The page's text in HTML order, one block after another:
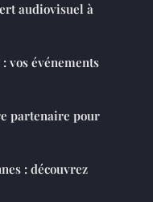
audiovisuel à
vos événements
partenaire pour
: découvrez